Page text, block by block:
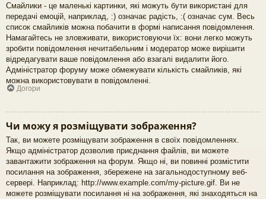
Смайлики - це маленькі картинки, які можуть бути використані для
передачі емоцій, наприклад, :) означає радість, :( означає сум. Весь
список смайликів можна побачити в формі написання повідомлення.
Намагайтесь не зловживати, використовуючи їх: вони легко можуть
зробити повідомлення нечитабельним і модератор може вирішити
відредагувати ваше повідомлення або взагалі видалити його.
Адміністратор форуму може обмежувати кількість смайликів, які
можна використовувати в повідомленні.
Догори
Чи можу я розміщувати зображення?
Так, ви можете розміщувати зображення в своїх повідомленнях.
Якщо адміністратор дозволив приєднання файлів, ви можете
завантажити зображення на форум. Якщо ні, ви повинні розмістити
посилання на зображення, збережене на загальнодоступному веб-
сервері. Наприклад: http://www.example.com/my-picture.gif. Ви не
можете розміщувати посилання ні на зображення, які знаходяться на